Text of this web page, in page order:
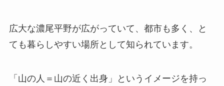
広大な濃尾平野が広がっていて、都市も多く、と
ても暮らしやすい場所として知られています。
「山の人＝山の近く出身」というイメージを持っ